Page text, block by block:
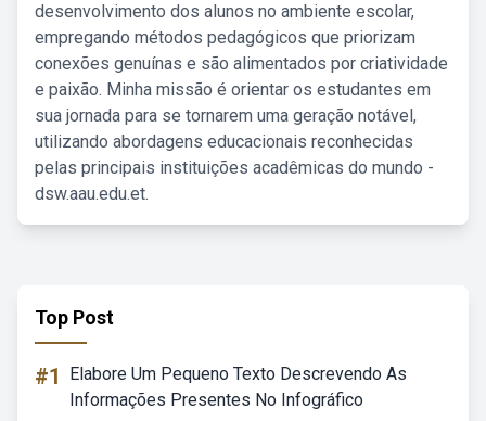
desenvolvimento dos alunos no ambiente escolar,
empregando métodos pedagógicos que priorizam
conexões genuínas e são alimentados por criatividade
e paixão. Minha missão é orientar os estudantes em
sua jornada para se tornarem uma geração notável,
utilizando abordagens educacionais reconhecidas
pelas principais instituições acadêmicas do mundo -
dsw.aau.edu.et.
Top Post
#1
Elabore Um Pequeno Texto Descrevendo As
Informações Presentes No Infográfico